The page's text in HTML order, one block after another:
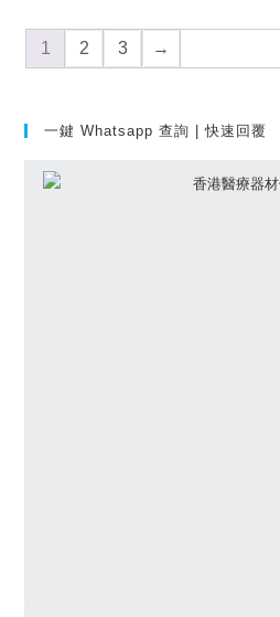
1 2 3 →
一鍵 Whatsapp 查詢 | 快速回覆